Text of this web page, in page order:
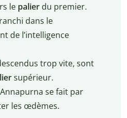
le palierdu premier.
dans le
de l’intelligence
trop vite, sont
supérieur.
se fait par
les œdèmes.